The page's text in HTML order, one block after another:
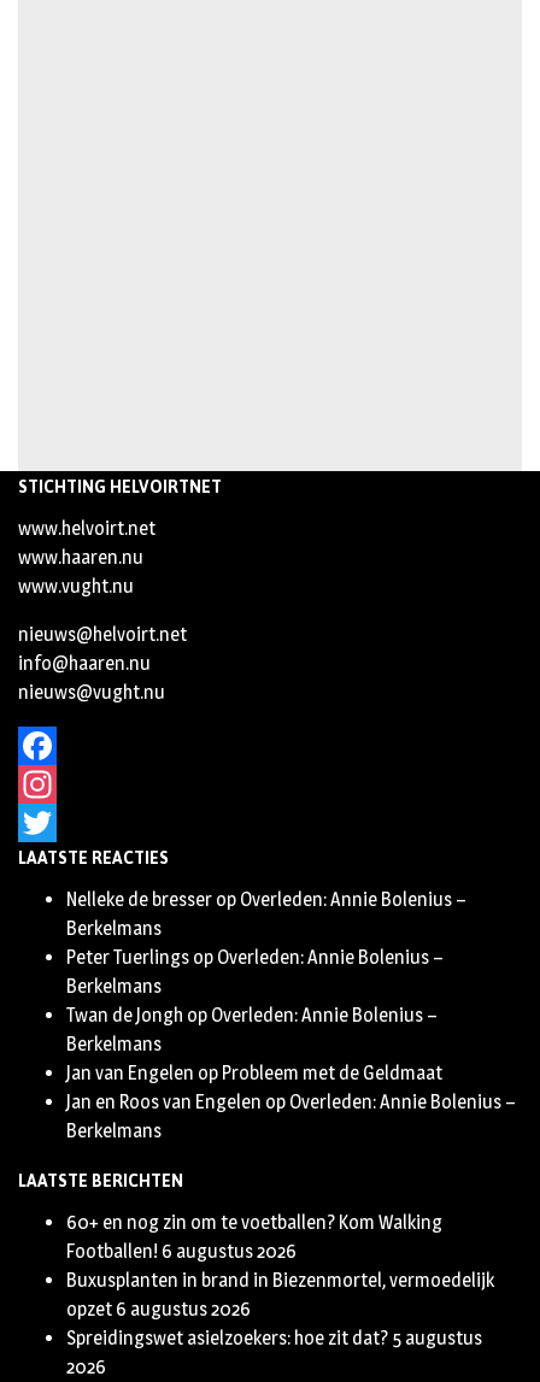
STICHTING HELVOIRTNET
www.helvoirt.net
www.haaren.nu
www.vught.nu
nieuws@helvoirt.net
info@haaren.nu
nieuws@vught.nu
Facebook
Instagram
Twitter
LAATSTE REACTIES
Nelleke de bresser op Overleden: Annie Bolenius –
Berkelmans
Peter Tuerlings op Overleden: Annie Bolenius –
Berkelmans
Twan de Jongh op Overleden: Annie Bolenius –
Berkelmans
Jan van Engelen op Probleem met de Geldmaat
Jan en Roos van Engelen op Overleden: Annie Bolenius –
Berkelmans
LAATSTE BERICHTEN
60+ en nog zin om te voetballen? Kom Walking
Footballen! 6 augustus 2026
Buxusplanten in brand in Biezenmortel, vermoedelijk
opzet 6 augustus 2026
Spreidingswet asielzoekers: hoe zit dat? 5 augustus
2026